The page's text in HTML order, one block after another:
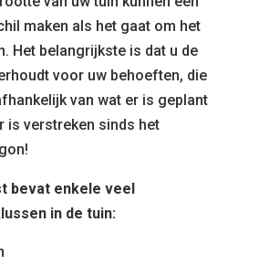
maken als het gaat om het
Het belangrijkste is dat u de
voor uw behoeften, die
van wat er is geplant
is verstreken sinds het
bevat enkele veel
in de tuin: